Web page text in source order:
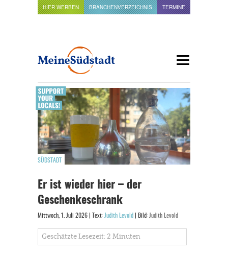
HIER WERBEN BRANCHENVERZEICHNIS TERMINE
SÜDSTADT
Er ist wieder hier – der
Geschenkeschrank
Mittwoch, 1. Juli 2026 | Text: Judith Levold | Bild: Judith Levold
Geschätzte Lesezeit: 2 Minuten